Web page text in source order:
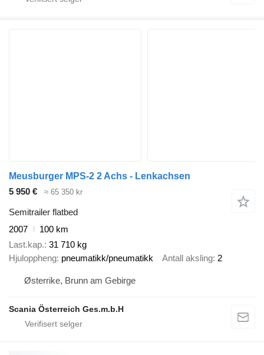
Meusburger MPS-2 2 Achs - Lenkachsen
5 950 €
≈ 65 350 kr
Semitrailer flatbed
2007
100 km
Last.kap. 31 710 kg
Hjuloppheng pneumatikk/pneumatikk Antall aksling 2
Østerrike, Brunn am Gebirge
Scania Österreich Ges.m.b.H